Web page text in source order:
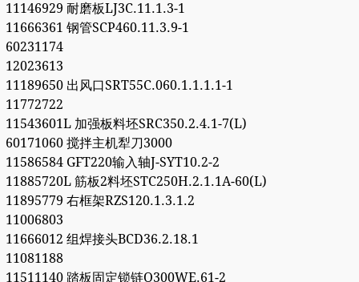
11146929 耐磨板LJ3C.11.1.3-1
11666361 钢管SCP460.11.3.9-1
60231174
12023613
11189650 出风口SRT55C.060.1.1.1.1-1
11772722
11543601L 加强板料坯SRC350.2.4.1-7(L)
60171060 搅拌主机犁刀3000
11586584 GFT220输入轴J-SYT10.2-2
11885720L 筋板2料坯STC250H.2.1.1A-60(L)
11895779 右框架RZS120.1.3.1.2
11006803
11666012 组焊接头BCD36.2.18.1
11081188
11511140 踏板固定锁链Q300WE.61-2